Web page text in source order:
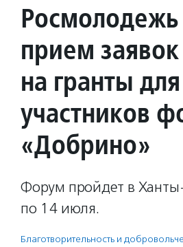
прием заявок
на гранты для
участников
«Добрино»
Форум пройдет в
по 14 июля.
Благотвори­тель­ность и